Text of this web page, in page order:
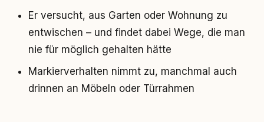
Er versucht, aus Garten oder Wohnung zu
entwischen – und findet dabei Wege, die man
nie für möglich gehalten hätte
Markierverhalten nimmt zu, manchmal auch
drinnen an Möbeln oder Türrahmen